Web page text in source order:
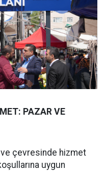
PAZAR VE
ve çevresinde hizmet
uygun